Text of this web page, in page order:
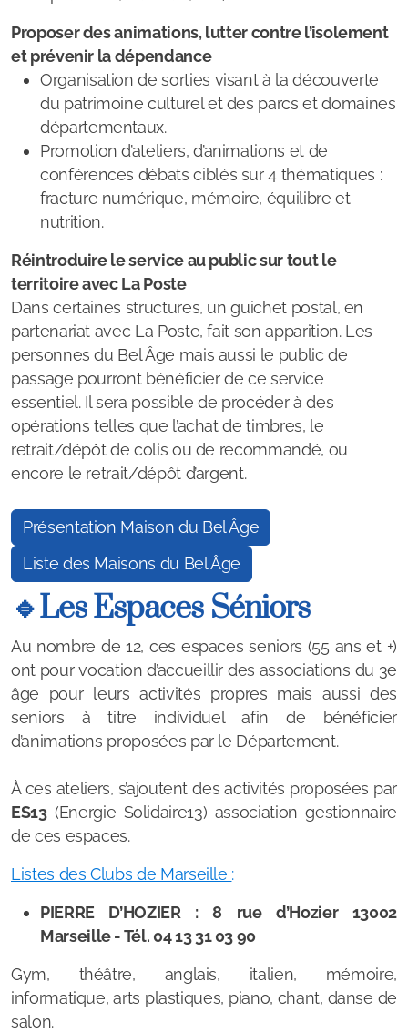
Proposer des animations, lutter contre l’isolement
et prévenir la dépendance
Organisation de sorties visant à la découverte
du patrimoine culturel et des parcs et domaines
départementaux.
Promotion d’ateliers, d’animations et de
conférences débats ciblés sur 4 thématiques :
fracture numérique, mémoire, équilibre et
nutrition.
Réintroduire le service au public sur tout le
territoire avec La Poste
Dans certaines structures, un guichet postal, en
partenariat avec La Poste, fait son apparition. Les
personnes du Bel Âge mais aussi le public de
passage pourront bénéficier de ce service
essentiel. Il sera possible de procéder à des
opérations telles que l’achat de timbres, le
retrait/dépôt de colis ou de recommandé, ou
encore le retrait/dépôt d’argent.
Présentation Maison du Bel Âge
Liste des Maisons du Bel Âge
🔹Les Espaces Séniors
Au nombre de 12, ces espaces seniors (55 ans et +)
ont pour vocation d’accueillir des associations du 3e
âge pour leurs activités propres mais aussi des
seniors à titre individuel afin de bénéficier
d’animations proposées par le Département.
À ces ateliers, s’ajoutent des activités proposées par
ES13(Energie Solidaire13) association gestionnaire
de ces espaces.
Listes des Clubs de Marseille :
PIERRE D’HOZIER : 8 rue d’Hozier 13002
Marseille - Tél. 04 13 31 03 90
Gym, théâtre, anglais, italien, mémoire,
informatique, arts plastiques, piano, chant, danse de
salon.
Soutien social et administratif
Loisirs et vie sociale
Clubs de loisirs
Pass Seniors
Colis de Noël
Bien Vieillir : Programme Agir Âgé
Vacances seniors : ANCV
Protection des Majeurs
Vivre en établissement
E.H.P.A.D / Maison de retraite
Aide sociale et obligation alimentaire
Résidence Autonomie
Famille d'accueil
Vous êtes Aidant
Accueil de jour
Structures compétentes et solutions de répit
Formation, groupe de parole, atelier
Congé pour l'accompagnement de fin de vie